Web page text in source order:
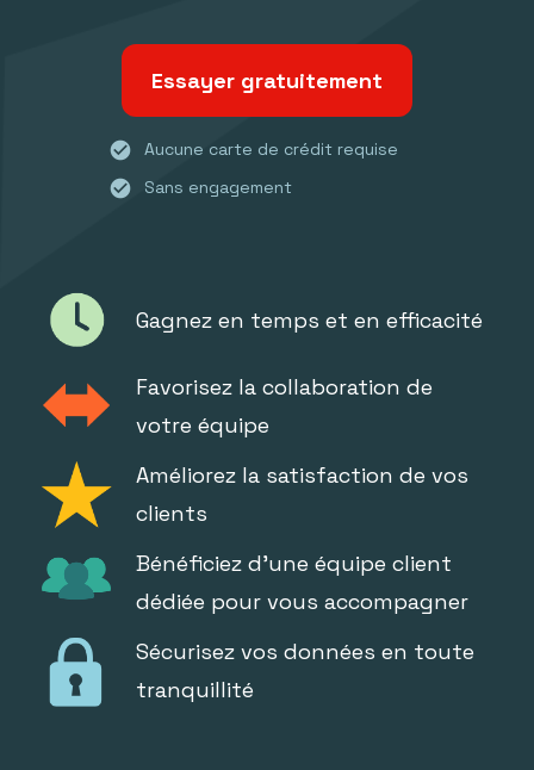
Essayer gratuitement
check_circle Aucune carte de crédit requise
check_circle Sans engagement
Gagnez en temps et en efficacité
Favorisez la collaboration de
votre équipe
Améliorez la satisfaction de vos
clients
Bénéficiez d'une équipe client
dédiée pour vous accompagner
Sécurisez vos données en toute
tranquillité